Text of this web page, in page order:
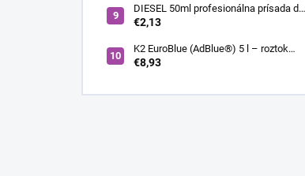
DIESEL 50ml profesionálna prísada do
nafty
€2,13
K2 EuroBlue (AdBlue®) 5 l – roztok
močoviny pre SCR dieselové motory
€8,93